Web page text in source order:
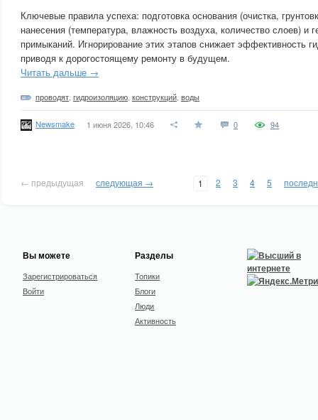
Ключевые правила успеха: подготовка основания (очистка,
нанесения (температура, влажность воздуха, количество слоев) и
примыканий. Игнорирование этих этапов снижает эффективность
приводя к дорогостоящему ремонту в будущем.
Читать дальше →
проводят гидроизоляцию конструкций воды
Newsmake 1 июня 2026, 10:46 0 94
← предыдущая следующая → 1 2 3 4 5
Вы можете
Зарегистрироваться
Войти
Разделы
Топики
Блоги
Люди
Активность